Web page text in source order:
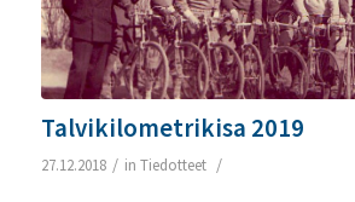
Talvikilometrikisa 2019
27.12.2018 / in Tiedotteet /